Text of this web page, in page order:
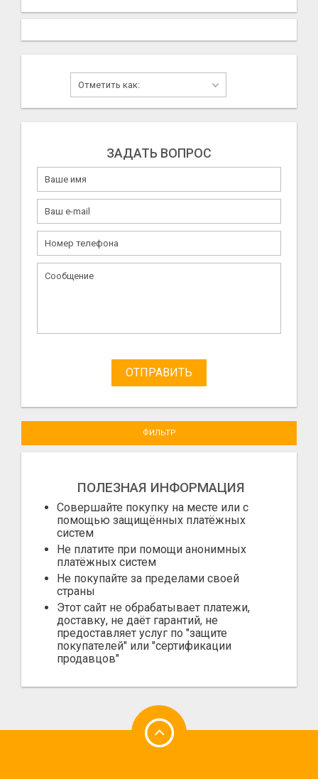
ЗАДАТЬ ВОПРОС
ОТПРАВИТЬ
ФИЛЬТР
ПОЛЕЗНАЯ ИНФОРМАЦИЯ
Совершайте покупку на месте или с
помощью защищённых платёжных
систем
Не платите при помощи анонимных
платёжных систем
Не покупайте за пределами своей
страны
Этот сайт не обрабатывает платежи,
доставку, не даёт гарантий, не
предоставляет услуг по "защите
покупателей" или "сертификации
продавцов"